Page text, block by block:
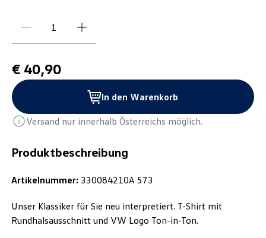
Produktbeschreibung
Artikelnummer: 330084210A 573
Unser Klassiker für Sie neu interpretiert. T-Shirt mit
Rundhalsausschnitt und VW Logo Ton-in-Ton.
€ 40,90
In den Warenkorb
Versand nur innerhalb Österreichs möglich.